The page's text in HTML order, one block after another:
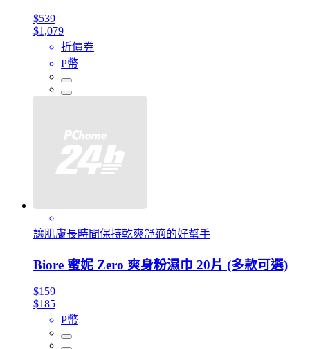
$539
$1,079
折價券
P幣
讓肌膚長時間保持乾爽舒適的好幫手
Biore 蜜妮 Zero 爽身粉濕巾 20片 (多款可選)
$159
$185
P幣